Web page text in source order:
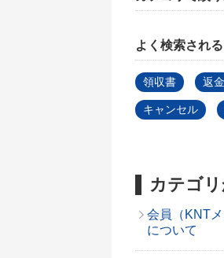
よく検索され
領収書 返金
キャンセル
カテゴ
会員（KNTメ
について